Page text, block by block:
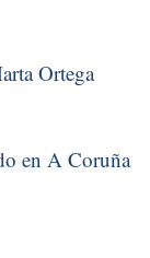
Ortega
en A Coruña